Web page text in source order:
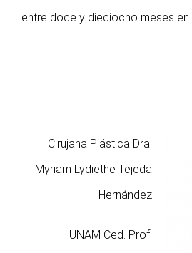
entre doce y dieciocho meses
Cirujana Plástica Dra.
Myriam Lydiethe Tejeda
Hernández
UNAM Ced. Prof.